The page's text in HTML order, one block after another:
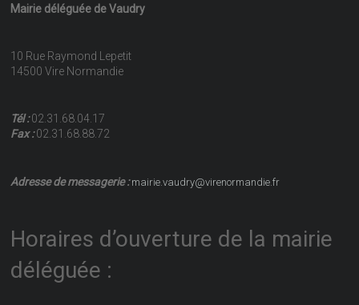
Mairie déléguée de Vaudry
10 Rue Raymond Lepetit
14500 Vire Normandie
Tél :02.31.68.04.17
Fax :02.31.68.88.72
Adresse de messagerie :mairie.vaudry@virenormandie.fr
Horaires d’ouverture de la mairie
déléguée :